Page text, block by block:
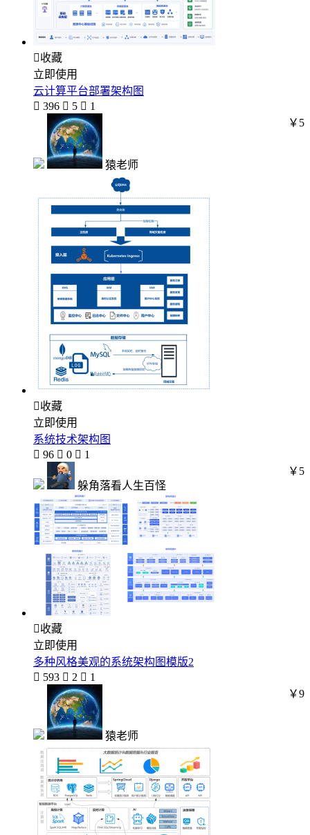
收藏
立即使用
云计算平台部署架构图
 396  5  1
猿老师
￥5
收藏
立即使用
系统技术架构图
 96  0  1
躲角落看人生百怪
￥5
收藏
立即使用
多种风格美观的系统架构图模版2
 593  2  1
猿老师
￥9